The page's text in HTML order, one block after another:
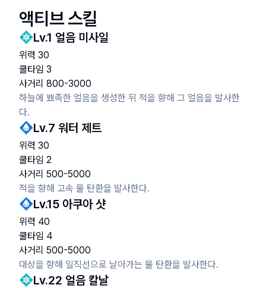
액티브 스킬
Lv.1 얼음 미사일
위력 30
쿨타임 3
사거리 800-3000
하늘에 뾰족한 얼음을 생성한 뒤 적을 향해 그 얼음을 발사한
다.
Lv.7 워터 제트
위력 30
쿨타임 2
사거리 500-5000
적을 향해 고속 물 탄환을 발사한다.
Lv.15 아쿠아 샷
위력 40
쿨타임 4
사거리 500-5000
대상을 향해 일직선으로 날아가는 물 탄환을 발사한다.
Lv.22 얼음 칼날